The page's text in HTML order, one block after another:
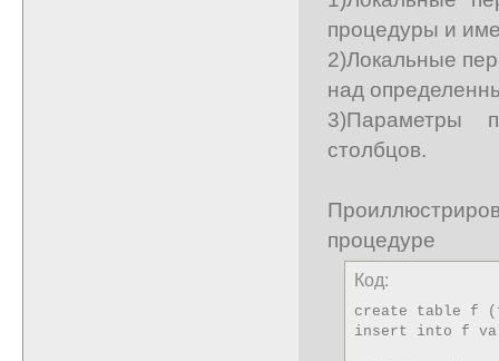
процедуры и
2)Локальные
над
3)Параметры
столбцов.
процедуре
Код:
create table f
insert into f